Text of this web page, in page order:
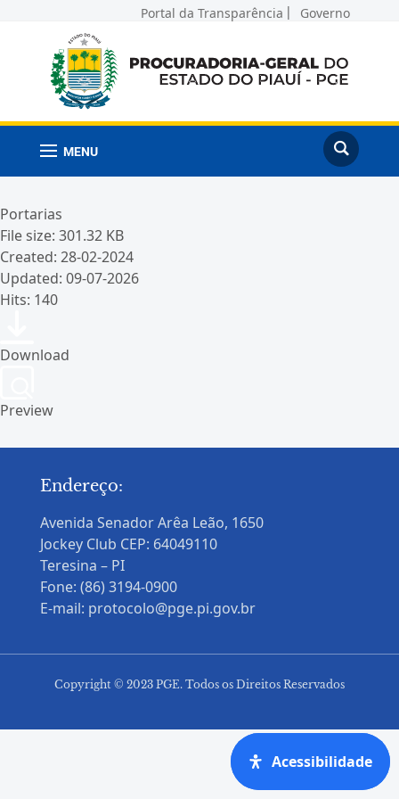
Portal da Transparência Governo
MENU
Portarias
File size: 301.32 KB
Created: 28-02-2024
Updated: 09-07-2026
Hits: 140
Download
Preview
Endereço:
Avenida Senador Arêa Leão, 1650
Jockey Club CEP: 64049110
Teresina – PI
Fone: (86) 3194-0900
E-mail: protocolo@pge.pi.gov.br
Copyright © 2023 PGE. Todos os Direitos Reservados
Acessibilidade
Acessibilidade